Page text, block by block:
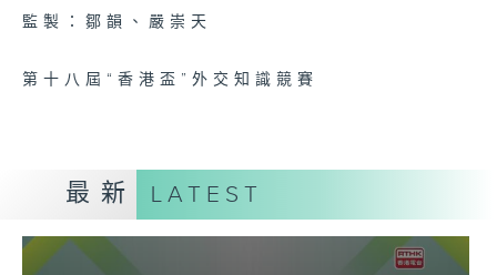
監製：鄒韻、嚴崇天
第十八屆“香港盃”外交知識競賽
最新 LATEST